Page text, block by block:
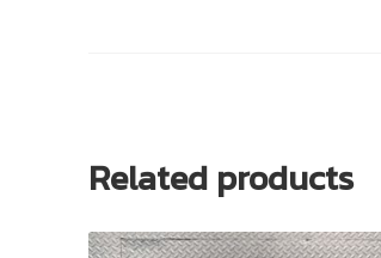
Related products